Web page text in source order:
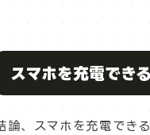
スマホを充電でき
論、スマホを充電でき